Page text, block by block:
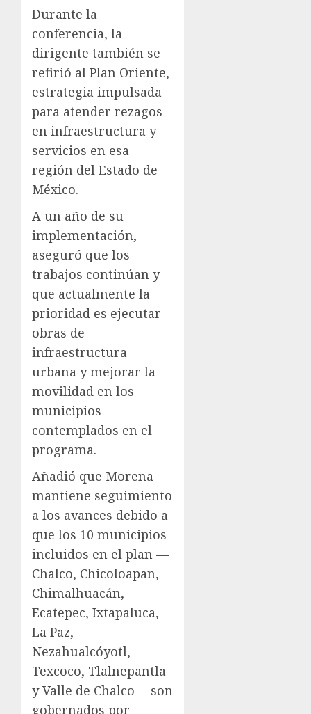
Durante la
conferencia, la
dirigente también se
refirió al Plan Oriente,
estrategia impulsada
para atender rezagos
en infraestructura y
servicios en esa
región del Estado de
México.
A un año de su
implementación,
aseguró que los
trabajos continúan y
que actualmente la
prioridad es ejecutar
obras de
infraestructura
urbana y mejorar la
movilidad en los
municipios
contemplados en el
programa.
Añadió que Morena
mantiene seguimiento
a los avances debido a
que los 10 municipios
incluidos en el plan —
Chalco, Chicoloapan,
Chimalhuacán,
Ecatepec, Ixtapaluca,
La Paz,
Nezahualcóyotl,
Texcoco, Tlalnepantla
y Valle de Chalco— son
gobernados por